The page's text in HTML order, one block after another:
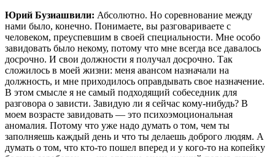
Юрий Бузиашвили: Абсолютно. Но соревнование между
нами было, конечно. Понимаете, вы разговариваете с
человеком, преуспевшим в своей специальности. Мне особо
завидовать было некому, потому что мне всегда все давалось
досрочно. И свои должности я получал досрочно. Так
сложилось в моей жизни: меня авансом назначали на
должность, и мне приходилось оправдывать свое назначение.
В этом смысле я не самый подходящий собеседник для
разговора о зависти. Завидую ли я сейчас кому-нибудь? В
моем возрасте завидовать — это психоэмоциональная
аномалия. Потому что уже надо думать о том, чем ты
заполняешь каждый день и что ты делаешь доброго людям. А
думать о том, что кто-то пошел вперед и у кого-то на копейку